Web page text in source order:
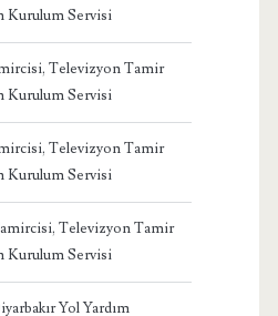
Kurulum Servisi
Televizyon Tamir
Kurulum Servisi
Televizyon Tamir
Kurulum Servisi
Televizyon Tamir
Kurulum Servisi
Yol Yardım